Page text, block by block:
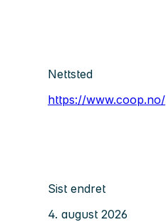
Nettsted
https://www.coop.no/
Sist endret
4. august 2026